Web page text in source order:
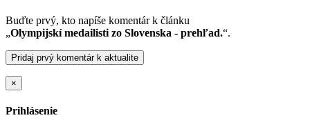
Buďte prvý, kto napíše komentár k článku
„Olympijskí medailisti zo Slovenska - prehľad.“.
Pridaj prvý komentár k aktualite
×
Prihlásenie